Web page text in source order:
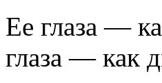
Ее глаза —
глаза — как